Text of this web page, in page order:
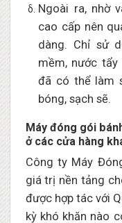
Ngoài ra, nhờ
cao cấp nên
dàng. Chỉ sử
mềm, nước tẩy
đã có thể làm
bóng, sạch sẽ.
Máy đóng gói
ở các cửa hàng
Công ty Máy
giá trị nền tảng
được hợp tác với
kỳ khó khăn nào